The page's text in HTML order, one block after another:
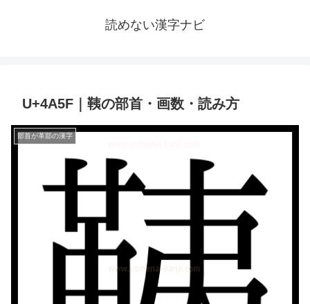
読めない漢字ナビ
U+4A5F｜䩟の部首・画数・読み方
部首が革部の漢字